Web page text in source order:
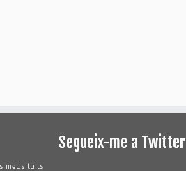
Segueix-me a Twitter
meus tuits